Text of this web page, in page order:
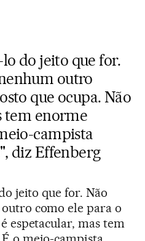
do jeito que for.
outro
que ocupa. Não
tem enorme
campista
diz Effenberg
jeito que for. Não
como ele para o
espetacular, mas tem